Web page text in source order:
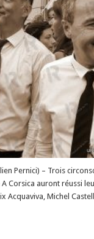
force
pour
Gilles
Simeoni »
Pernici) – Trois
Corsica auront réussi
Acquaviva, Michel